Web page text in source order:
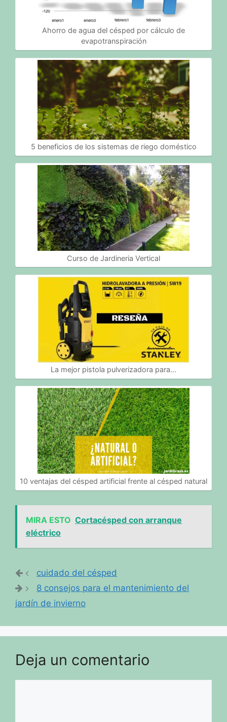
Ahorro de agua del césped por cálculo de
evapotranspiración
5 beneficios de los sistemas de riego doméstico
Curso de Jardineria Vertical
La mejor pistola pulverizadora para…
10 ventajas del césped artificial frente al césped natural
MIRA ESTO Cortacésped con arranque
eléctrico
cuidado del césped
8 consejos para el mantenimiento del
jardín de invierno
Deja un comentario